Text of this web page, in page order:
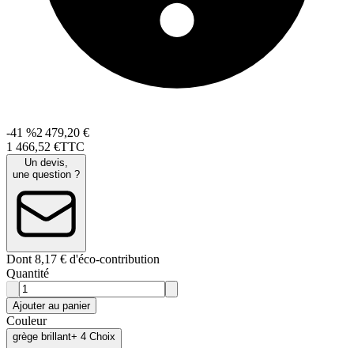
-41 %2 479,20 €
1 466,52 €TTC
Un devis,
une question ?
Dont 8,17 € d'éco-contribution
Quantité
Ajouter au panier
Couleur
grège brillant+ 4 Choix